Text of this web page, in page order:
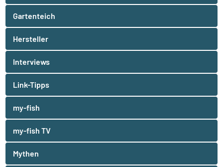
Gartenteich
Hersteller
Interviews
Link-Tipps
my-fish
my-fish TV
Mythen